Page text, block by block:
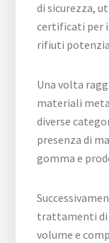
di sicurezza,
certificati per
rifiuti
Una volta
materiali
diverse
presenza di
gomma e
trattamenti di
volume e